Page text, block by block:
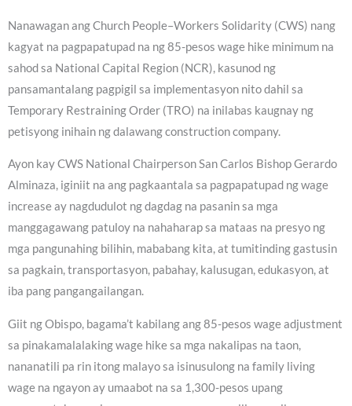
Nanawagan ang Church People–Workers Solidarity (CWS) nang
kagyat na pagpapatupad na ng 85-pesos wage hike minimum na
sahod sa National Capital Region (NCR), kasunod ng
pansamantalang pagpigil sa implementasyon nito dahil sa
Temporary Restraining Order (TRO) na inilabas kaugnay ng
petisyong inihain ng dalawang construction company.
Ayon kay CWS National Chairperson San Carlos Bishop Gerardo
Alminaza, iginiit na ang pagkaantala sa pagpapatupad ng wage
increase ay nagdudulot ng dagdag na pasanin sa mga
manggagawang patuloy na nahaharap sa mataas na presyo ng
mga pangunahing bilihin, mababang kita, at tumitinding gastusin
sa pagkain, transportasyon, pabahay, kalusugan, edukasyon, at
iba pang pangangailangan.
Giit ng Obispo, bagama’t kabilang ang 85-pesos wage adjustment
sa pinakamalalaking wage hike sa mga nakalipas na taon,
nananatili pa rin itong malayo sa isinusulong na family living
wage na ngayon ay umaabot na sa 1,300-pesos upang